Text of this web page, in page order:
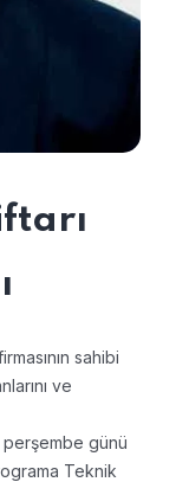
sahibi
ve
perşembe günü
Teknik